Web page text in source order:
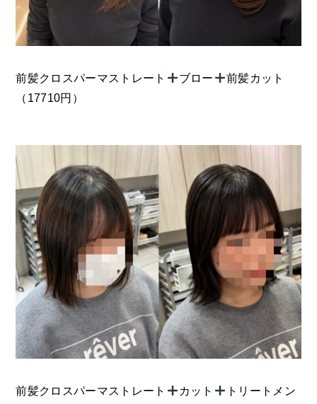
前髪クロスパーマストレート ブロー
前髪カット
（17710円）
前髪クロスパーマストレート カット
トリートメン